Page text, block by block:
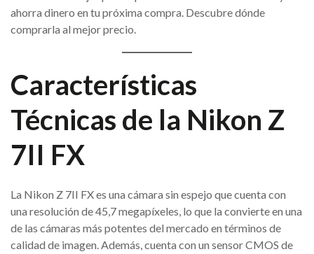
ahorra dinero en tu próxima compra. Descubre dónde
comprarla al mejor precio.
Características
Técnicas de la Nikon Z
7II FX
La Nikon Z 7II FX es una cámara sin espejo que cuenta con
una resolución de 45,7 megapíxeles, lo que la convierte en una
de las cámaras más potentes del mercado en términos de
calidad de imagen. Además, cuenta con un sensor CMOS de